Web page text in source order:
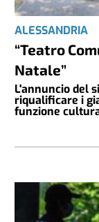
ALESSANDRIA
“Teatro
Natale”
L'annuncio del
riqualificare i
funzione